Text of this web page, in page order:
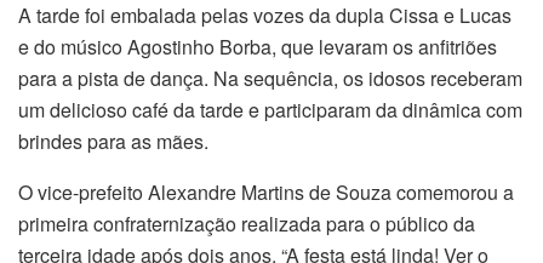
A tarde foi embalada pelas vozes da dupla Cissa e Lucas
e do músico Agostinho Borba, que levaram os anfitriões
para a pista de dança. Na sequência, os idosos receberam
um delicioso café da tarde e participaram da dinâmica com
brindes para as mães.
O vice-prefeito Alexandre Martins de Souza comemorou a
primeira confraternização realizada para o público da
terceira idade após dois anos. “A festa está linda! Ver o